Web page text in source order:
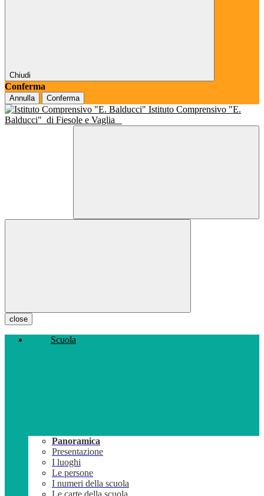
Chiudi
Conferma
Annulla Conferma
Istituto Comprensivo "E.
Balducci" di Fiesole e Vaglia
close
Scuola
Panoramica
Presentazione
I luoghi
Le persone
I numeri della scuola